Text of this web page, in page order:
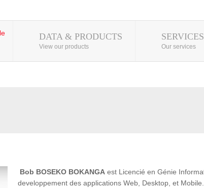
DATA & PRODUCTS
View our products
SERVICES
Our services
Bob BOSEKO BOKANGA est Licencié en Génie
developpement des applications Web, Desktop, et